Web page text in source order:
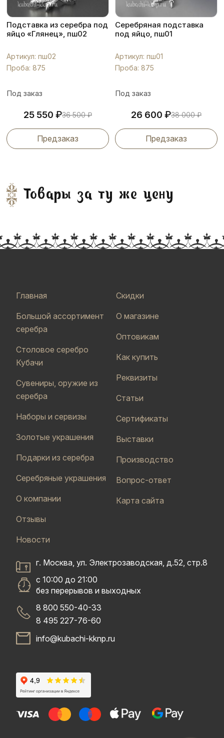
Подставка из серебра под
яйцо «Глянец», пш02
Артикул: пш02
Проба: 875
Под заказ
25 550 ₽36 500₽
Предзаказ
Серебряная подставка
под яйцо, пш01
Артикул: пш01
Проба: 875
Под заказ
26 600 ₽38 000₽
Предзаказ
Товары за ту же цену
Главная
Большой ассортимент
серебра
Столовое серебро
Кубачи
Сувениры, оружие из
серебра
Наборы и сервизы
Золотые украшения
Подарки из серебра
Серебряные украшения
О компании
Отзывы
Новости
Скидки
О магазине
Оптовикам
Как купить
Реквизиты
Статьи
Сертификаты
Выставки
Производство
Вопрос-ответ
Карта сайта
г. Москва, ул. Электрозаводская, д.52, стр.8
с 10:00 до 21:00
без перерывов и выходных
8 800 550-40-33
8 495 227-76-60
info@kubachi-kknp.ru